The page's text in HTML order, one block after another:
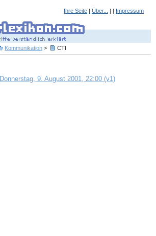
Ihre Seite | Über... | | Impressum
Kommunikation > CTI
Donnerstag, 9. August 2001, 22:00 (v1)